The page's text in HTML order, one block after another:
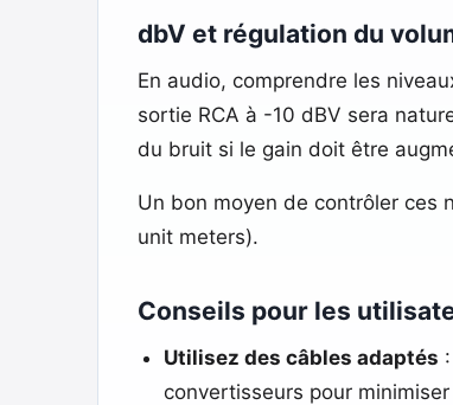
dbV et régulation du
En audio, comprendre les
sortie RCA à -10 dBV sera
du bruit si le gain doit être
Un bon moyen de contrôler ces
unit meters).
Conseils pour les
Utilisez des câbles adaptés
convertisseurs pour